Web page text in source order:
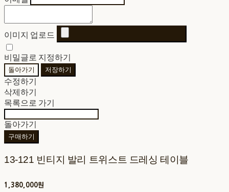
이미지 업로드
비밀글로 지정하기
돌아가기 저장하기
수정하기
삭제하기
목록으로 가기
돌아가기
구매하기
13-121 빈티지 발리 트위스트 드레싱 테이블
1,380,000원